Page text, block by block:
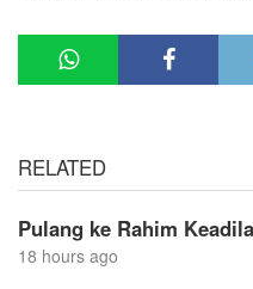
RELATED
Pulang ke Rahim
18 hours ago